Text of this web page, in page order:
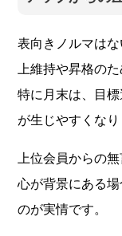
表向きノルマは
上維持や昇格の
特に月末は、目
が生じやすくなり
上位会員からの
心が背景にある
のが実情です。